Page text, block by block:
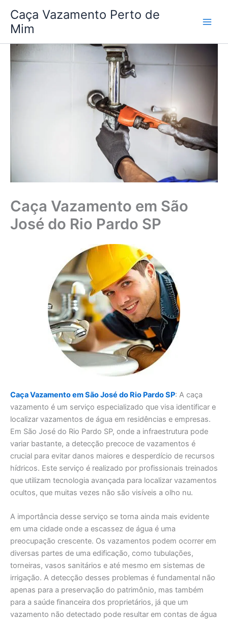
para
conteúdo
Caça Vazamento Perto de
Mim
Caça Vazamento em São
José do Rio Pardo SP
Caça Vazamento em São José do Rio Pardo SP: A caça
vazamento é um serviço especializado que visa identificar e
localizar vazamentos de água em residências e empresas.
Em São José do Rio Pardo SP, onde a infraestrutura pode
variar bastante, a detecção precoce de vazamentos é
crucial para evitar danos maiores e desperdício de recursos
hídricos. Este serviço é realizado por profissionais treinados
que utilizam tecnologia avançada para localizar vazamentos
ocultos, que muitas vezes não são visíveis a olho nu.
A importância desse serviço se torna ainda mais evidente
em uma cidade onde a escassez de água é uma
preocupação crescente. Os vazamentos podem ocorrer em
diversas partes de uma edificação, como tubulações,
torneiras, vasos sanitários e até mesmo em sistemas de
irrigação. A detecção desses problemas é fundamental não
apenas para a preservação do patrimônio, mas também
para a saúde financeira dos proprietários, já que um
vazamento não detectado pode resultar em contas de água